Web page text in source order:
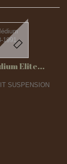
Elite...
SUSPENSION